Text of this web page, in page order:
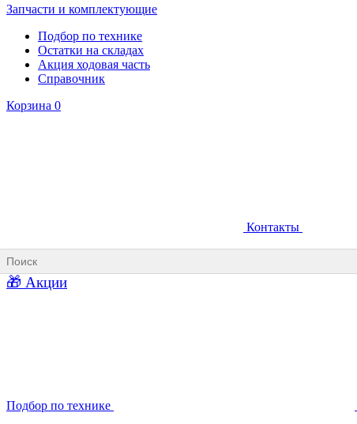
Ковши для фронтальных погрузчиков
Запчасти и комплектующие
Подбор по технике
Остатки на складах
Акция ходовая часть
Справочник
Корзина 0
Контакты
🎁 Акции
Подбор по технике